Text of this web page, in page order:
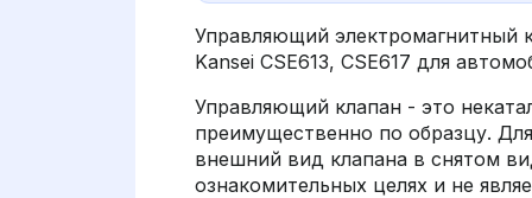
Управляющий электромагнитный
Kansei CSE613, CSE617 для
Управляющий клапан - это
преимущественно по образцу.
внешний вид клапана в снятом
ознакомительных целях и не